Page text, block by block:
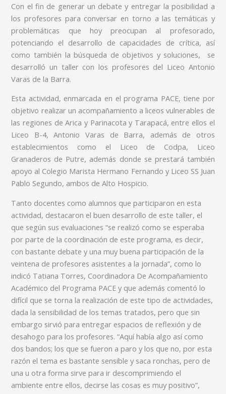
Con el fin de generar un debate y entregar la posibilidad a
los profesores para conversar en torno a las temáticas y
problemáticas que hoy preocupan al profesorado,
potenciando el desarrollo de capacidades de crítica, así
como también la búsqueda de objetivos y soluciones, se
desarrolló un taller con los profesores del Liceo Antonio
Varas de la Barra.
Esta actividad, enmarcada en el programa PACE, tiene por
objetivo realizar un acompañamiento a liceos vulnerables de
las regiones de Arica y Parinacota y Tarapacá, entre ellos el
Liceo B-4, Antonio Varas de Barra, además de otros
establecimientos como el Liceo de Codpa, Liceo
Granaderos de Putre, además donde se prestará también
apoyo al Colegio Marista Hermano Fernando y Liceo SS Juan
Pablo Segundo, ambos de Alto Hospicio.
Tanto docentes como alumnos que participaron en esta
actividad, destacaron el buen desarrollo de este taller, el
que según sus evaluaciones “se realizó como se esperaba
por parte de la coordinación de este programa, es decir,
con bastante debate y una muy buena participación de la
veintena de profesores asistentes a la jornada”, como lo
indicó Tatiana Torres, Coordinadora De Acompañamiento
Académico del Programa PACE y que además comentó lo
difícil que se torna la realización de este tipo de actividades,
dada la sensibilidad de los temas tratados, pero que sin
embargo sirvió para entregar espacios de reflexión y de
desahogo para los profesores. “Aquí había algo así como
dos bandos; los que se fueron a paro y los que no, por esta
razón el tema es bastante sensible y saca ronchas, pero de
una u otra forma sirve para ir descomprimiendo el
ambiente entre ellos, decirse las cosas es muy positivo”,